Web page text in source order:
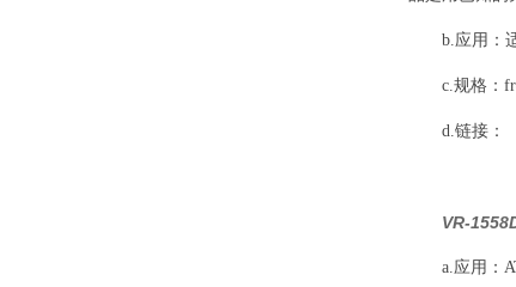
b.应用：
c.规格：
d.链接：
VR-
a.应用：